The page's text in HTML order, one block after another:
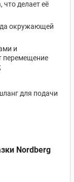
что делает её
окружающей
и
перемещение
для подачи
Nordberg